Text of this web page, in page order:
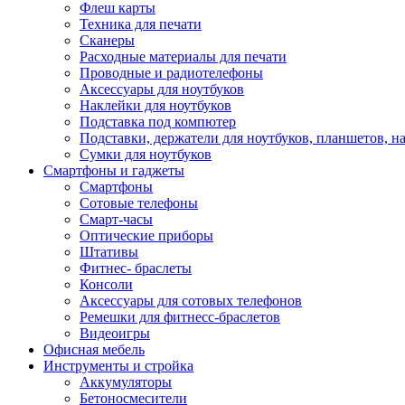
Флеш карты
Техника для печати
Сканеры
Расходные материалы для печати
Проводные и радиотелефоны
Аксессуары для ноутбуков
Наклейки для ноутбуков
Подставка под компютер
Подставки, держатели для ноутбуков, планшетов,
Сумки для ноутбуков
Смартфоны и гаджеты
Смартфоны
Сотовые телефоны
Смарт-часы
Оптические приборы
Штативы
Фитнес- браслеты
Консоли
Аксессуары для сотовых телефонов
Ремешки для фитнесс-браслетов
Видеоигры
Офисная мебель
Инструменты и стройка
Аккумуляторы
Бетоносмесители